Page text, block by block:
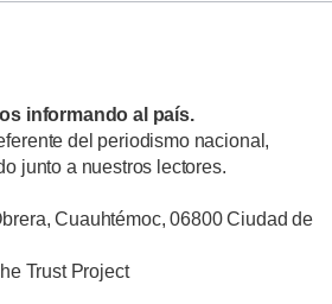
informando al país.
del periodismo nacional,
junto a nuestros lectores.
Cuauhtémoc, 06800 Ciudad de
Trust Project